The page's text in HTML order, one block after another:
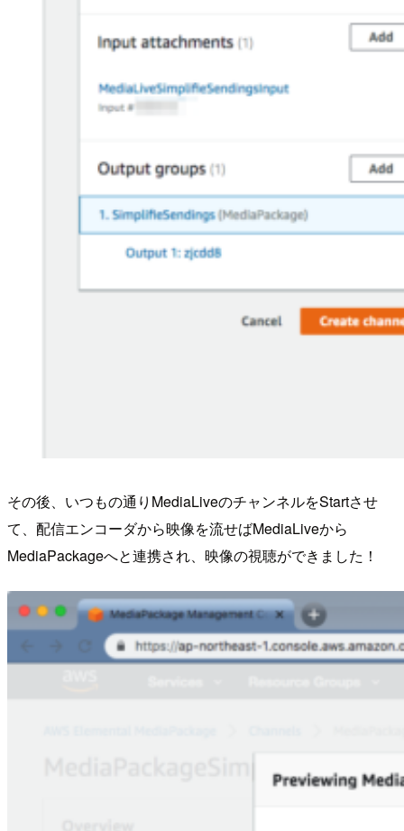
その後、いつもの通りMediaLiveのチャンネルをStartさせ
て、配信エンコーダから映像を流せばMediaLiveから
MediaPackageへと連携され、映像の視聴ができました！